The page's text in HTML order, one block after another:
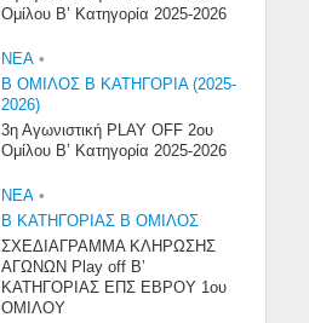
Ομίλου Β’ Κατηγορία 2025-2026
NEA •
Β ΟΜΙΛΟΣ Β ΚΑΤΗΓΟΡΙΑ (2025-
2026)
3η Αγωνιστική PLAY OFF 2ου
Ομίλου Β’ Κατηγορία 2025-2026
NEA •
Β ΚΑΤΗΓΟΡΙΑΣ Β ΟΜΙΛΟΣ
ΣΧΕΔΙΑΓΡΑΜΜΑ ΚΛΗΡΩΣΗΣ
ΑΓΩΝΩΝ Play off B’
ΚΑΤΗΓΟΡΙΑΣ ΕΠΣ ΕΒΡΟΥ 1ου
ΟΜΙΛΟΥ